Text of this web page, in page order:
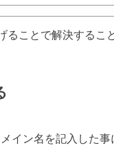
ことで解決するこ
イン名を記入した事